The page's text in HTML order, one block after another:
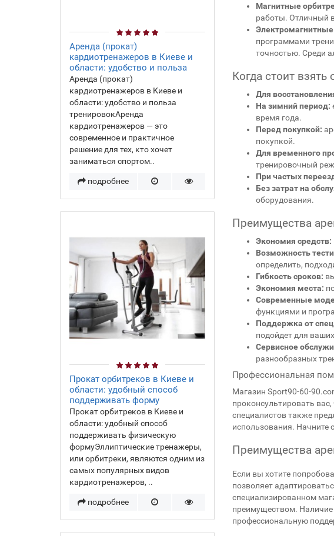
Аренда (прокат)
кардиотренажеров в Киеве и
области: удобство и польза
Аренда (прокат)
кардиотренажеров в Киеве и
области: удобство и польза
тренировокАренда
кардиотренажеров — это
современное и практичное
решение для тех, кто хочет
заниматься спортом..
подробнее
Прокат орбитреков в Киеве и
области: удобный способ
поддерживать форму
Прокат орбитреков в Киеве и
области: удобный способ
поддерживать физическую
формуЭллиптические тренажеры,
или орбитреки, являются одним из
самых популярных видов
кардиотренажеров, ..
подробнее
Магнитные
работы. Отличный
Электромагнитные
программами
точностью. Среди
Когда стоит взять
Для
На зимний период:
время года.
Перед покупкой:
покупкой.
Для временного
тренировочный
При частых
Без затрат на
оборудования.
Преимущества
Экономия средств:
Возможность
определить,
Гибкость сроков:
Экономия места:
Современные
функциями и
Поддержка от
подойдет для
Сервисное
разнообразных
Профессиональная
Магазин Sport90-60-
проконсультировать
специалистов также
использования. Начните
Преимущества
Если вы хотите
позволяет
специализированном
преимуществом. Наличие
профессиональную